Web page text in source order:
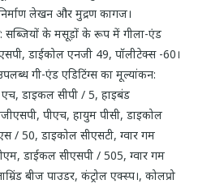
लेखन और मुद्रण कागज।
सब्जियों के मसूड़ों के रूप में गीला-एंड
डाईकोल एनजी 49, पॉलीटेक्स -60।
गी-एंड एडिटिंग्स का मूल्यांकन:
एच, डाइकल सीपी / 5, हाइबंड
पीएच, हायुम पीसी, डाइकोल
/ 50, डाइकोल सीएसटी, ग्वार गम
डाईकल सीएसपी / 505, ग्वार गम
बीज पाउडर, कंट्रोल एक्स्प।, कोलप्रो